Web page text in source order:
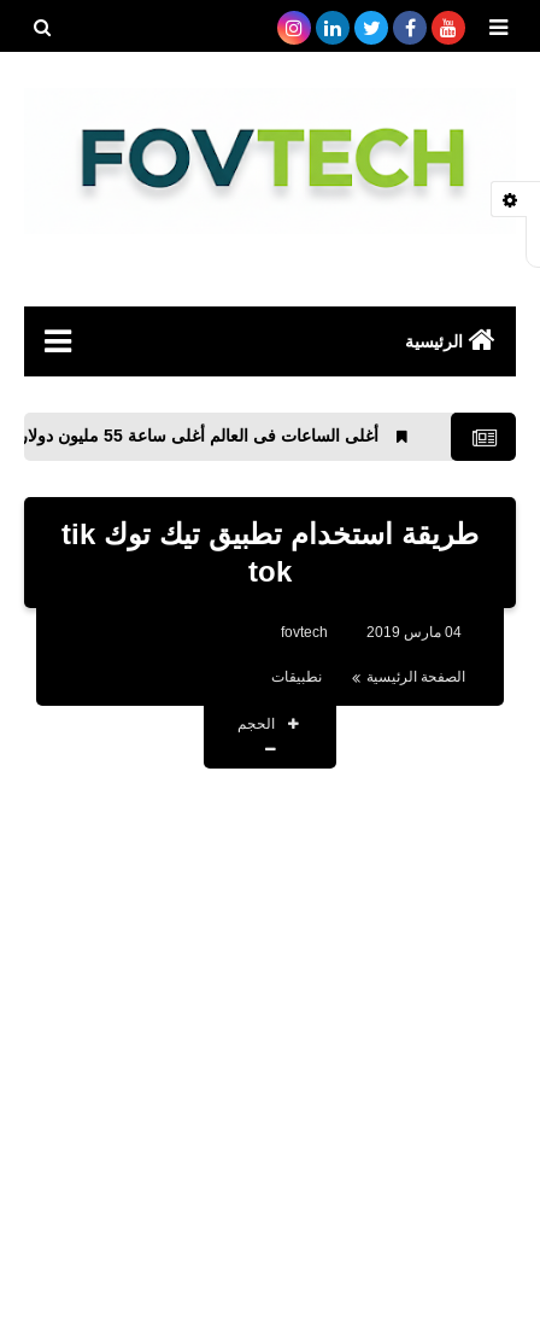
الرئيسية
مواقع
بلوجر
برامج كمبيوتر
أغلى الساعات فى العالم أغلى ساعة 55 مليون دولار الجز الثانى
طريقة استخدام تطبيق تيك توك tik
tok
04 مارس 2019 fovtech
الصفحة الرئيسية نطبيقات
الحجم